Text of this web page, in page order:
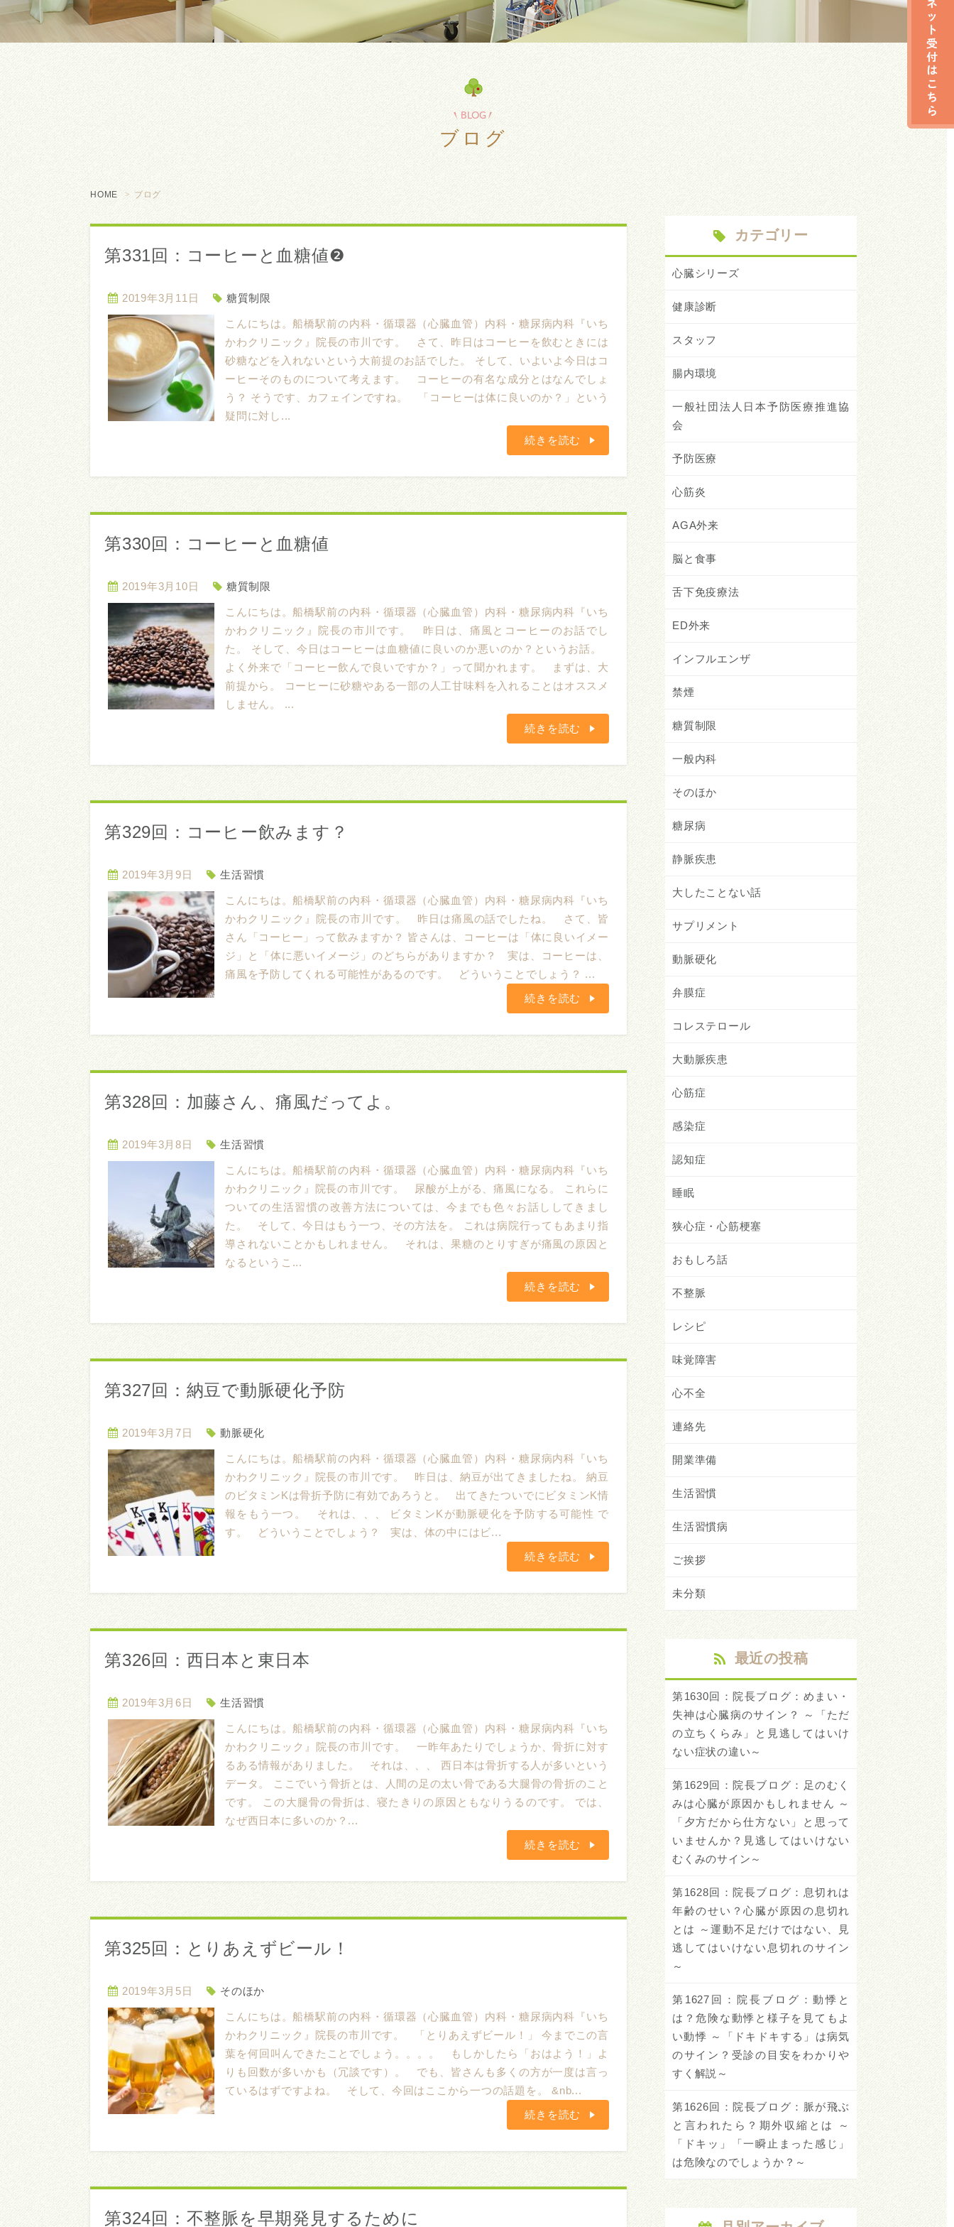
BLOG
ブログ
HOME ブログ
第331回：コーヒーと血糖値❷
2019年3月11日 糖質制限
こんにちは。船橋駅前の内科・循環器（心臓血管）内科・糖尿病内科『いち
かわクリニック』院長の市川です。 さて、昨日はコーヒーを飲むときには
砂糖などを入れないという大前提のお話でした。 そして、いよいよ今日はコ
ーヒーそのものについて考えます。 コーヒーの有名な成分とはなんでしょ
う？ そうです、カフェインですね。 「コーヒーは体に良いのか？」という
疑問に対し...
続きを読む
第330回：コーヒーと血糖値
2019年3月10日 糖質制限
こんにちは。船橋駅前の内科・循環器（心臓血管）内科・糖尿病内科『いち
かわクリニック』院長の市川です。 昨日は、痛風とコーヒーのお話でし
た。 そして、今日はコーヒーは血糖値に良いのか悪いのか？というお話。
よく外来で「コーヒー飲んで良いですか？」って聞かれます。 まずは、大
前提から。 コーヒーに砂糖やある一部の人工甘味料を入れることはオススメ
しません。 ...
続きを読む
第329回：コーヒー飲みます？
2019年3月9日 生活習慣
こんにちは。船橋駅前の内科・循環器（心臓血管）内科・糖尿病内科『いち
かわクリニック』院長の市川です。 昨日は痛風の話でしたね。 さて、皆
さん「コーヒー」って飲みますか？ 皆さんは、コーヒーは「体に良いイメー
ジ」と「体に悪いイメージ」のどちらがありますか？ 実は、コーヒーは、
痛風を予防してくれる可能性があるのです。 どういうことでしょう？ ...
続きを読む
第328回：加藤さん、痛風だってよ。
2019年3月8日 生活習慣
こんにちは。船橋駅前の内科・循環器（心臓血管）内科・糖尿病内科『いち
かわクリニック』院長の市川です。 尿酸が上がる、痛風になる。 これらに
ついての生活習慣の改善方法については、今までも色々お話ししてきまし
た。 そして、今日はもう一つ、その方法を。 これは病院行ってもあまり指
導されないことかもしれません。 それは、果糖のとりすぎが痛風の原因と
なるというこ...
続きを読む
第327回：納豆で動脈硬化予防
2019年3月7日 動脈硬化
こんにちは。船橋駅前の内科・循環器（心臓血管）内科・糖尿病内科『いち
かわクリニック』院長の市川です。 昨日は、納豆が出てきましたね。 納豆
のビタミンKは骨折予防に有効であろうと。 出てきたついでにビタミンK情
報をもう一つ。 それは、、、 ビタミンKが動脈硬化を予防する可能性 で
す。 どういうことでしょう？ 実は、体の中にはビ...
続きを読む
第326回：西日本と東日本
2019年3月6日 生活習慣
こんにちは。船橋駅前の内科・循環器（心臓血管）内科・糖尿病内科『いち
かわクリニック』院長の市川です。 一昨年あたりでしょうか、骨折に対す
るある情報がありました。 それは、、、 西日本は骨折する人が多いという
データ。 ここでいう骨折とは、人間の足の太い骨である大腿骨の骨折のこと
です。 この大腿骨の骨折は、寝たきりの原因ともなりうるのです。 では、
なぜ西日本に多いのか？...
続きを読む
第325回：とりあえずビール！
2019年3月5日 そのほか
こんにちは。船橋駅前の内科・循環器（心臓血管）内科・糖尿病内科『いち
かわクリニック』院長の市川です。 「とりあえずビール！」 今までこの言
葉を何回叫んできたことでしょう。。。。 もしかしたら「おはよう！」よ
りも回数が多いかも（冗談です）。 でも、皆さんも多くの方が一度は言っ
ているはずですよね。 そして、今回はここから一つの話題を。 &nb...
続きを読む
第324回：不整脈を早期発見するために
カテゴリー
心臓シリーズ
健康診断
スタッフ
腸内環境
一般社団法人日本予防医療推進協
会
予防医療
心筋炎
AGA外来
脳と食事
舌下免疫療法
ED外来
インフルエンザ
禁煙
糖質制限
一般内科
そのほか
糖尿病
静脈疾患
大したことない話
サプリメント
動脈硬化
弁膜症
コレステロール
大動脈疾患
心筋症
感染症
認知症
睡眠
狭心症・心筋梗塞
おもしろ話
不整脈
レシピ
味覚障害
心不全
連絡先
開業準備
生活習慣
生活習慣病
ご挨拶
未分類
最近の投稿
第1630回：院長ブログ：めまい・
失神は心臓病のサイン？ ～「ただ
の立ちくらみ」と見逃してはいけ
ない症状の違い～
第1629回：院長ブログ：足のむく
みは心臓が原因かもしれません ～
「夕方だから仕方ない」と思って
いませんか？見逃してはいけない
むくみのサイン～
第1628回：院長ブログ：息切れは
年齢のせい？心臓が原因の息切れ
とは ～運動不足だけではない、見
逃してはいけない息切れのサイン
～
第1627回：院長ブログ：動悸と
は？危険な動悸と様子を見てもよ
い動悸 ～「ドキドキする」は病気
のサイン？受診の目安をわかりや
すく解説～
第1626回：院長ブログ：脈が飛ぶ
と言われたら？期外収縮とは ～
「ドキッ」「一瞬止まった感じ」
は危険なのでしょうか？～